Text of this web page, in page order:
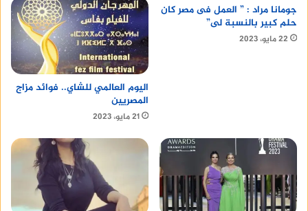
جومانا مراد : ” العمل فى مصر كان
حلم كبير بالنسبة لى”
22 مايو، 2023
اليوم العالمي للشاي.. فوائد مزاج
المصريين
21 مايو، 2023